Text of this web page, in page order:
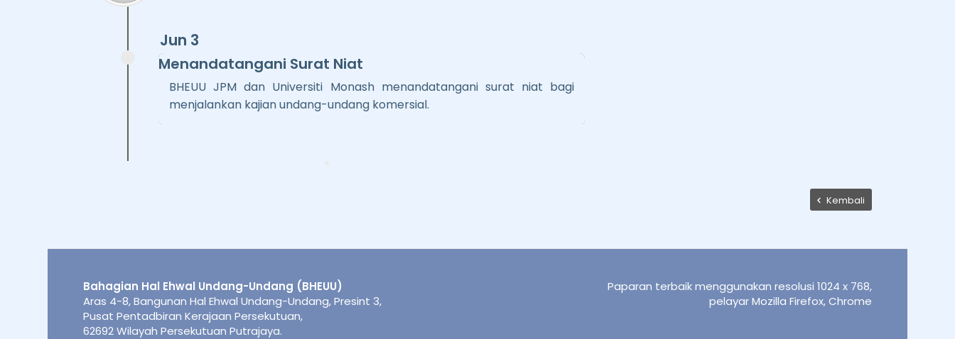
Jun 3
Menandatangani Surat Niat
BHEUU JPM dan Universiti Monash menandatangani surat niat bagi
menjalankan kajian undang-undang komersial.
Kembali
Bahagian Hal Ehwal Undang-Undang (BHEUU)
Aras 4-8, Bangunan Hal Ehwal Undang-Undang, Presint 3,
Pusat Pentadbiran Kerajaan Persekutuan,
62692 Wilayah Persekutuan Putrajaya.
Paparan terbaik menggunakan resolusi 1024 x 768,
pelayar Mozilla Firefox, Chrome